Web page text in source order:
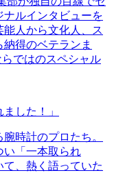
ナルインタビューを
人から文化人、ス
得のベテランま
ではのスペシャル
した！」
時計のプロたち。
い「一本取られ
、熱く語っていた